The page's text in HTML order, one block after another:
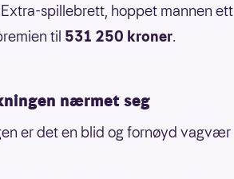
spillebrett, hoppet mannen ett
til 531 250 kroner.
nærmet seg
er det en blid og fornøyd vagvær